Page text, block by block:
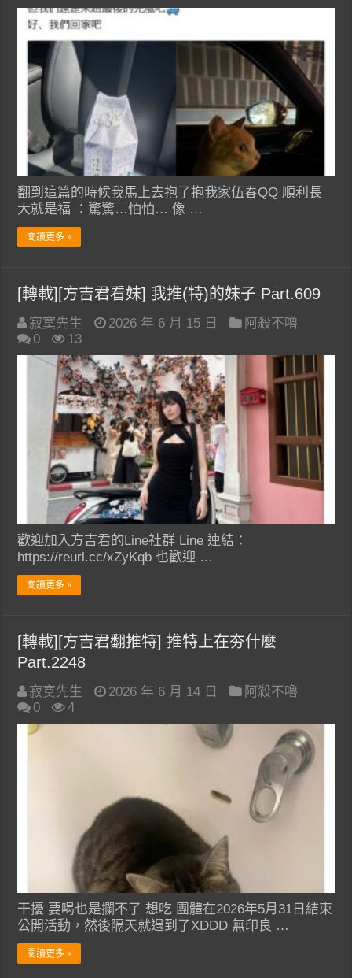
翻到這篇的時候我馬上去抱了抱我家伍春QQ 順利長
大就是福 ：驚驚…怕怕… 像 …
閱讀更多 »
[轉載][方吉君看妹] 我推(特)的妹子 Part.609
寂寞先生 2026 年 6 月 15 日
阿殺不嚕
0
13
歡迎加入方吉君的Line社群 Line 連結：
https://reurl.cc/xZyKqb 也歡迎 …
閱讀更多 »
[轉載][方吉君翻推特] 推特上在夯什麼
Part.2248
寂寞先生 2026 年 6 月 14 日
阿殺不嚕
0
4
干擾 要喝也是攔不了 想吃 團體在2026年5月31日結束
公開活動，然後隔天就遇到了XDDD 無印良 …
閱讀更多 »